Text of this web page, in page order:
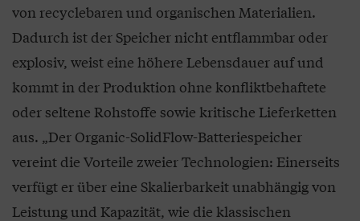
von recyclebaren und organischen Materialien.
Dadurch ist der Speicher nicht entflammbar oder
explosiv, weist eine höhere Lebensdauer auf und
kommt in der Produktion ohne konfliktbehaftete
oder seltene Rohstoffe sowie kritische Lieferketten
aus. „Der Organic-SolidFlow-Batteriespeicher
vereint die Vorteile zweier Technologien: Einerseits
verfügt er über eine Skalierbarkeit unabhängig von
Leistung und Kapazität, wie die klassischen